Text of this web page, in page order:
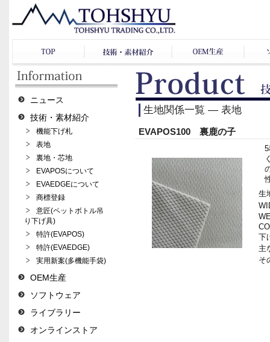
ニュース
技術・素材紹介
機能下げ札
表地
裏地・芯地
EVAPOSについて
EVAEDGEについて
商標登録
意匠(ペットボトル吊
り下げ具)
特許(EVAPOS)
特許(EVAEDGE)
実用新案(多機能手袋)
OEM生産
ソフトウェア
ライブラリー
オンラインストア
生地関係一覧 ― 表地
EVAPOS100 裏鹿の子
生
下
主
そ